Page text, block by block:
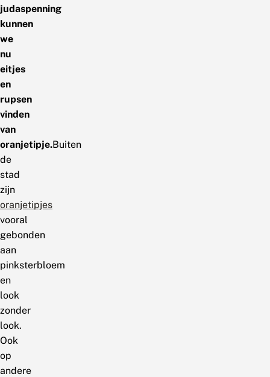
judaspenning
kunnen
we
nu
eitjes
en
rupsen
vinden
van
oranjetipje.Buiten
de
stad
zijn
oranjetipjes
vooral
gebonden
aan
pinksterbloem
en
look
zonder
look.
Ook
op
andere